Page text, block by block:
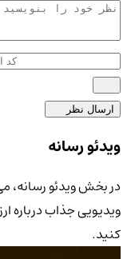
ارسال نظر
4.9/5
ویدئو رسانه
در بخش ویدئو رسانه،
ویدیویی جذاب درباره
کنید.